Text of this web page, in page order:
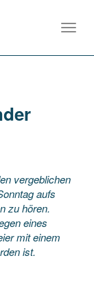
vergeblichen
aufs
zu hören.
eines
mit einem
ist.